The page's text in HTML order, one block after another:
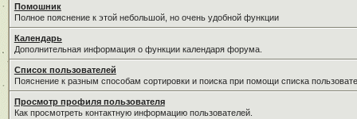
Помошник
Полное пояснение к этой небольшой, но очень удобной функции
Календарь
Дополнительная информация о функции календаря форума.
Список пользователей
Пояснение к разным способам сортировки и поиска при помощи списка
Просмотр профиля пользователя
Как просмотреть контактную информацию пользователей.